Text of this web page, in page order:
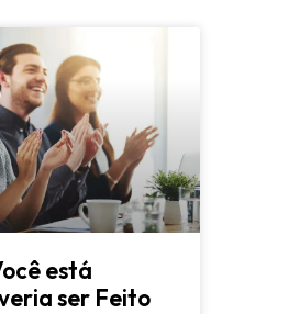
está
ser Feito